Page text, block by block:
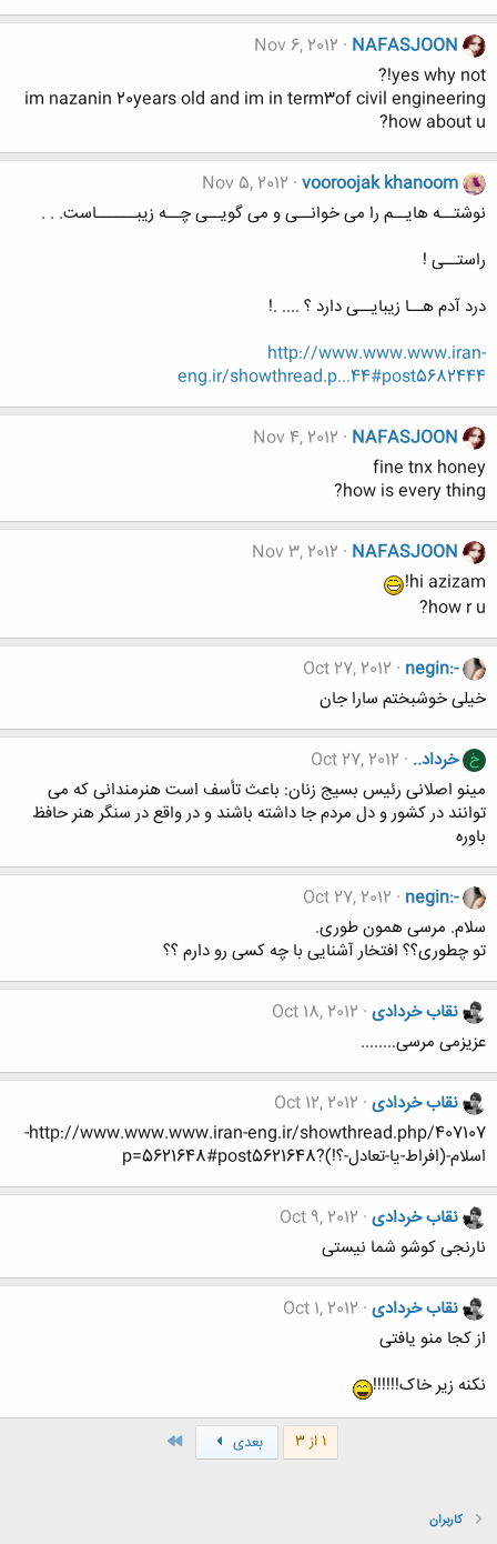
NAFASJOON
Nov 6, 2012
yes why not!?
im nazanin 20years old and im in term3of civil engineering
how about u?
vooroojak khanoom
Nov 5, 2012
نوشتــه هایــم را می خوانــی و می گویــی چــه زیبــــــاست. . .
راستــی !
درد آدم هــا زیبایــی دارد ؟ .... .!
http://www.www.www.iran-
eng.ir/showthread.p...44#post5682444
NAFASJOON
Nov 4, 2012
fine tnx honey
how is every thing?
NAFASJOON
Nov 3, 2012
hi azizam!
how r u?
negin:-
Oct 27, 2012
خیلی خوشبختم سارا جان
خ خرداد.. Oct 27, 2012
مینو اصلانی رئیس بسیج زنان: باعث تأسف است هنرمندانی که می
توانند در کشور و دل مردم جا داشته باشند و در واقع در سنگر هنر حافظ
باوره
negin:-
Oct 27, 2012
سلام. مرسی همون طوری.
تو چطوری؟؟ افتخار آشنایی با چه کسی رو دارم ؟؟
نقاب خردادی Oct 18, 2012
عزیزمی مرسی........
نقاب خردادی Oct 12, 2012
http://www.www.www.iran-eng.ir/showthread.php/407107-
اسلام-(افراط-یا-تعادل-؟!)?p=5621648#post5621648
نقاب خردادی Oct 9, 2012
نارنجی کوشو شما نیستی
نقاب خردادی Oct 1, 2012
از کجا منو یافتی
نکنه زیر خاک!!!!!!
1 از 3 بعدی
کاربران